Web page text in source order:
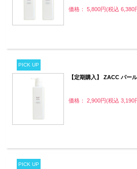
価格： 5,800円(税込 6,380
PICK UP
【定期購入】 ZACC パ
価格： 2,900円(税込 3,190
PICK UP